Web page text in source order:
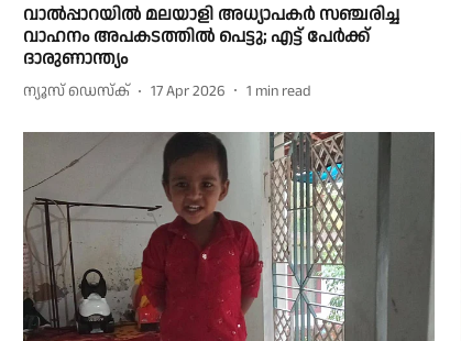
വാൽപ്പാറയിൽ മലയാളി അധ്യാപകർ സഞ്ചരിച്ച
വാഹനം അപകടത്തിൽ പെട്ടു; എട്ട് പേർക്ക്
ദാരുണാന്ത്യം
ന്യൂസ് ഡെസ്ക് 17 Apr 2026 1 min read